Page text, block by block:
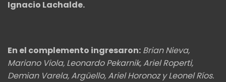
Ignacio Lachalde.
En el complemento ingresaron: Brian Nieva,
Mariano Viola, Leonardo Pekarnik, Ariel Roperti,
Demian Varela, Argüello, Ariel Horonoz y Leonel Ríos.